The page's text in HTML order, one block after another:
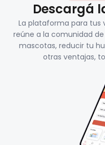
Descargá
La plataforma para tus
reúne a la comunidad
mascotas, reducir tu
otras ventajas,